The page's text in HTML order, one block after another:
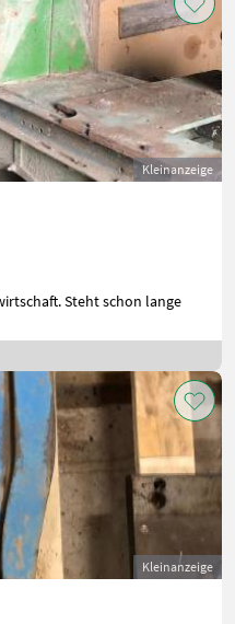
Kleinanzeige
Steht schon lange
Kleinanzeige